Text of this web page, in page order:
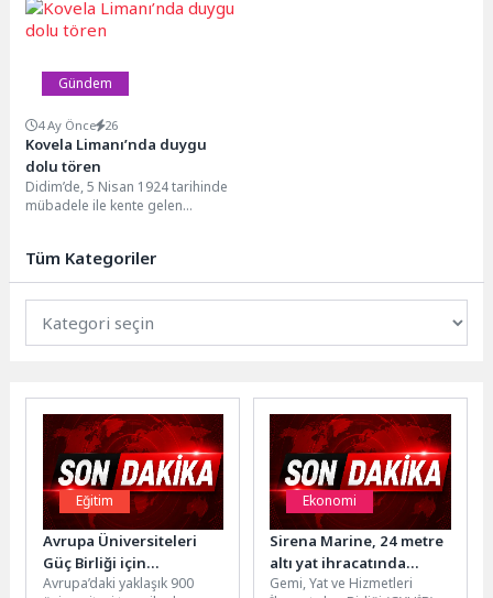
vektörlere karşı mücadeleyi...
Gündem
4 Ay Önce 26
Kovela Limanı’nda duygu
dolu tören
Didim’de, 5 Nisan 1924 tarihinde
mübadele ile kente gelen
Tüm Kategoriler
Eğitim
Avrupa Üniversiteleri
Güç Birliği için
İstanbul’da Toplandı
Avrupa’daki yaklaşık 900
Ekonomi
Sirena Marine, 24 metre
altı yat ihracatında
liderliğini sürdürdü
Gemi, Yat ve Hizmetleri